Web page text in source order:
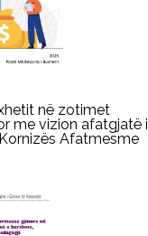
në zotimet
me vizion afatgjatë i
Afatmesme